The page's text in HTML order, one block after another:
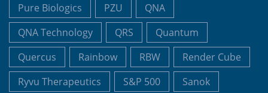
Pure Biologics
PZU
QNA
QNA Technology
QRS
Quantum
Quercus
Rainbow RBW
Render Cube
Ryvu Therapeutics
S&P 500
Sanok